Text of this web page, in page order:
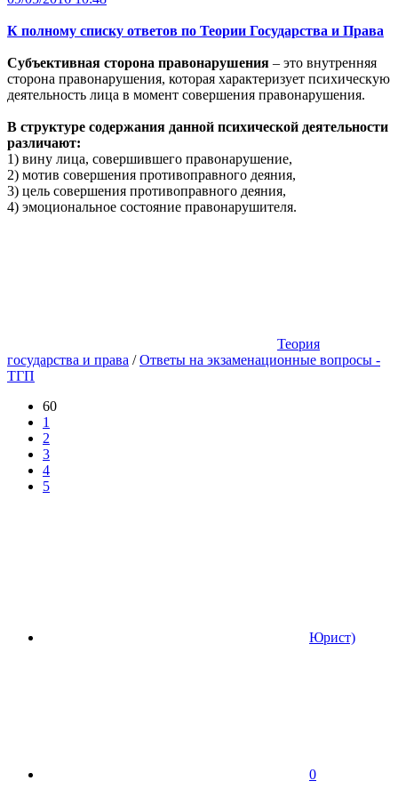
К полному списку ответов по Теории Государства и Права
Субъективная сторона правонарушения – это внутренняя
сторона правонарушения, которая характеризует психическую
деятельность лица в момент совершения правонарушения.
В структуре содержания данной психической деятельности
различают:
1) вину лица, совершившего правонарушение,
2) мотив совершения противоправного деяния,
3) цель совершения противоправного деяния,
4) эмоциональное состояние правонарушителя.
Теория
государства и права /Ответы на экзаменационные вопросы -
ТГП
60
1
2
3
4
5
Юрист)
0